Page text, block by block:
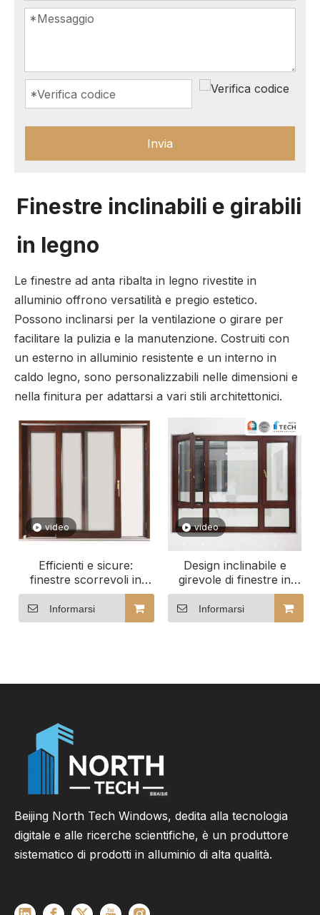
Invia
Finestre inclinabili e girabili
in legno
Le finestre ad anta ribalta in legno rivestite in
alluminio offrono versatilità e pregio estetico.
Possono inclinarsi per la ventilazione o girare per
facilitare la pulizia e la manutenzione. Costruiti con
un esterno in alluminio resistente e un interno in
caldo legno, sono personalizzabili nelle dimensioni e
nella finitura per adattarsi a vari stili architettonici.
video
Efficienti e sicure:
finestre scorrevoli in
legno rivestite in
alluminio per edifici
ricettivi
Informarsi
video
Design inclinabile e
girevole di finestre in
alluminio rivestite in
legno di alta qualità
Esplora i design delle
Informarsi
Beijing North Tech Windows, dedita alla tecnologia
digitale e alle ricerche scientifiche, è un produttore
sistematico di prodotti in alluminio di alta qualità.